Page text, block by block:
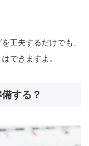
工夫するだけでも、
できますよ。
する？